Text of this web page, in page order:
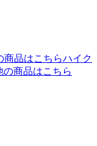
商品はこちらハイク
の商品はこちら